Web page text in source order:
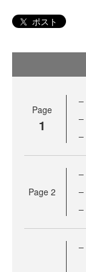
ポスト
Page
1
Page 2